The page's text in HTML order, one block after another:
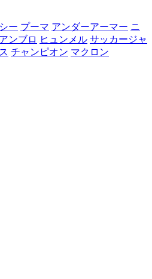
ー プーマ アンダーアーマー ニ
アンブロ ヒュンメル サッカージャ
チャンピオン マクロン